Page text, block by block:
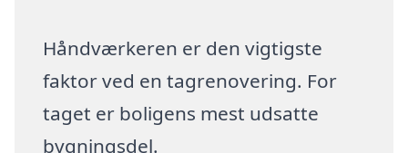
Håndværkeren er den vigtigste
faktor ved en tagrenovering. For
taget er boligens mest udsatte
bygningsdel.